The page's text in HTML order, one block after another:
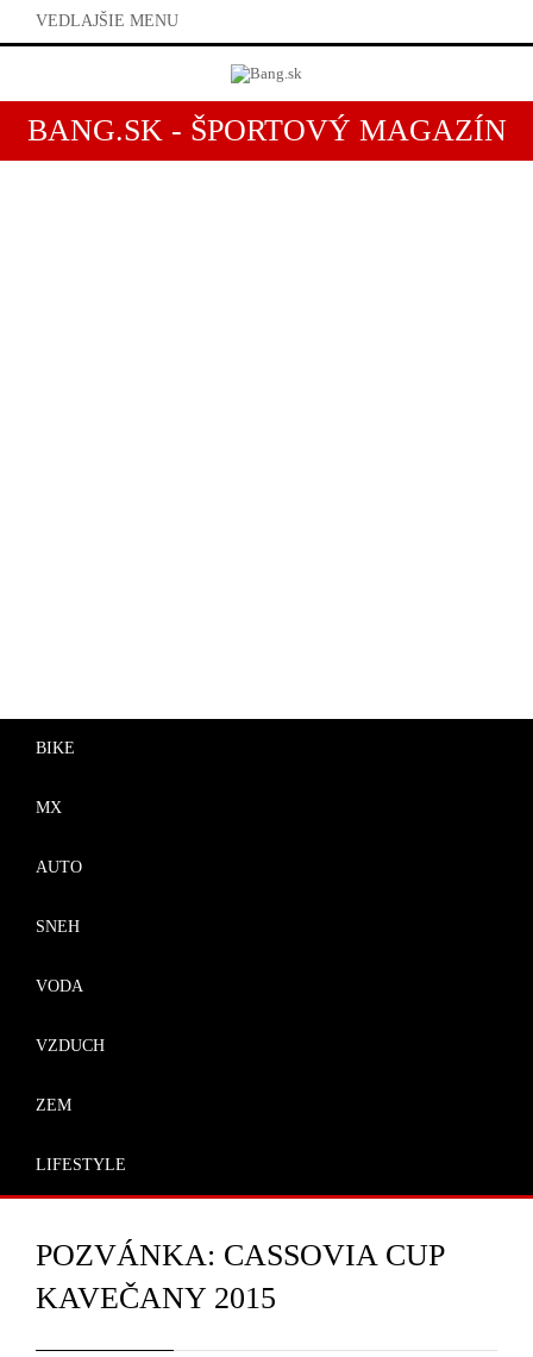
VEDLAJŠIE MENU
BANG.SK - ŠPORTOVÝ MAGAZÍN
BIKE
MX
AUTO
SNEH
VODA
VZDUCH
ZEM
LIFESTYLE
POZVÁNKA: CASSOVIA CUP
KAVEČANY 2015